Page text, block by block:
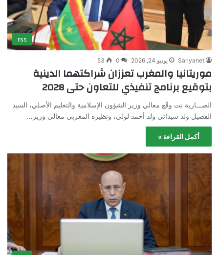
rss
Sariyanet يونيو 24, 2026 0
53
موريتانيا والمغرب تعززان شراكتهما الدينية
بتوقيع برنامج تنفيذي للتعاون حتى 2028
الصـــارية نت وقّع معالي وزير الشؤون الإسلامية والتعليم الأصلي، السيد
الفضيل ولد سيداتي ولد أحمد لولي، ونظيره المغربي معالي وزير…
أكمل القراءة »